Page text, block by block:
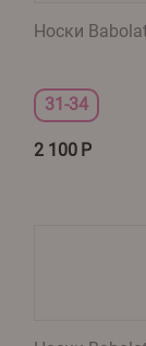
Носки
31-34
2 100 Р